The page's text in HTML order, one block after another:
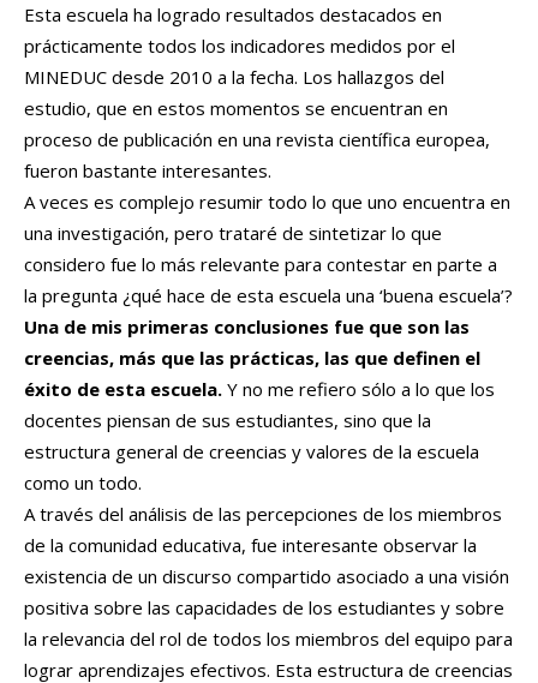
Esta escuela ha logrado resultados destacados en
prácticamente todos los indicadores medidos por el
MINEDUC desde 2010 a la fecha. Los hallazgos del
estudio, que en estos momentos se encuentran en
proceso de publicación en una revista científica europea,
fueron bastante interesantes.
A veces es complejo resumir todo lo que uno encuentra en
una investigación, pero trataré de sintetizar lo que
considero fue lo más relevante para contestar en parte a
la pregunta ¿qué hace de esta escuela una ‘buena escuela’?
Una de mis primeras conclusiones fue que son las
creencias, más que las prácticas, las que definen el
éxito de esta escuela. Y no me refiero sólo a lo que los
docentes piensan de sus estudiantes, sino que la
estructura general de creencias y valores de la escuela
como un todo.
A través del análisis de las percepciones de los miembros
de la comunidad educativa, fue interesante observar la
existencia de un discurso compartido asociado a una visión
positiva sobre las capacidades de los estudiantes y sobre
la relevancia del rol de todos los miembros del equipo para
lograr aprendizajes efectivos. Esta estructura de creencias